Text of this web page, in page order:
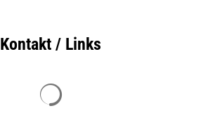
Kontakt / Links